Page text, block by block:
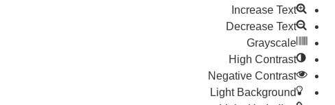
Increase Text
Decrease Text
Grayscale
High Contrast
Negative Contrast
Light Background